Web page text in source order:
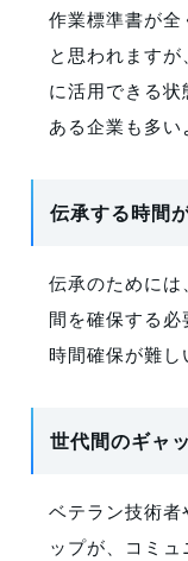
作業標準書が
と思われます
に活用できる
ある企業も多い
伝承する時間
伝承のために
間を確保する
時間確保が難し
世代間のギャ
ベテラン技術
ップが、コミ